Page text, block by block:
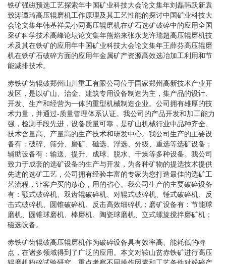
铁矿强磁预选工艺探索年中国矿业科技大会论文集年刘磊韩跃新袁
致涛谭琦高压辊磨机工作原理及其工艺性能的探讨中国矿业科技大
会论文集年韩基祥吴小同高压辊磨机在矿石选矿破碎中的应用全国
采矿科学技术高峰论坛论文集年熊焰来张永龙许瑞超高压辊磨机技
术及其在铁矿的应用年中国矿业科技大会论文集年王薛芬高压辊磨
机在铁矿石破碎方面的应用年金属矿产资源高效选冶加工利用和节
能减排技术。
赤铁矿齿辊破郑州山川重工有限公司位于国家郑州高新技术产业开
发区，是以矿山、治金、建筑专用设备制造为主，集产品的设计、
开发、生产和经营为一体的重型机械制造企业。公司拥有雄厚的技
术力量，并通过-质量管理体系认证。我公司的产品开发和加工能力
强，检测手段先进，设备质量可靠，是矿山机械行业中品种齐全、
技术含量高、产量高的生产技术和研发中心。我公司生产的主要设
备有：破碎、筛分、磨矿、磁选、浮选、分级、重选等选矿设备；
辅助设备有：输送、提升、成球、脱水、干燥等多种设备。我公司
致力于成套的选矿设备的生产与开发，为各种矿物的提选技术提供
先进的选矿工艺，公司拥有经验丰富的专家为您打造最佳的选矿工
艺流程，让客户买的放心，用的省心。我公司生产的主要破碎设备
有：颚式破碎机、双齿辊破碎机、对辊式破碎机、锤式破碎机、反
击式破碎机、圆锥破碎机、反击高效细碎机；磨矿设备有：节能球
磨机、圆锥球磨机、棒磨机、陶瓷球磨机、立式螺旋搅拌磨矿机；
磁选设备。
赤铁矿齿辊破高压辊磨机作为破碎设备具有效率高、能耗低的特
点，在诸多领域得到了广泛的应用。本文对鞍山贫赤铁矿进行高压